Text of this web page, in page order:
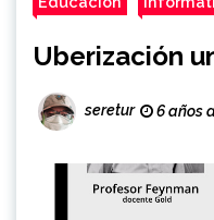
Uberización
seretur 6 años